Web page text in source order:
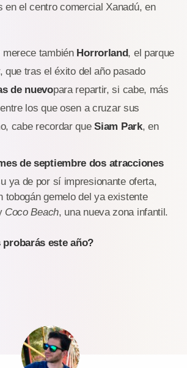
en el centro comercial Xanadú, en
también Horrorland, el parque
que tras el éxito del año pasado
de nuevopara repartir, si cabe, más
los que osen a cruzar sus
cabe recordar queSiam Park, en
de septiembre dos atracciones
ya de por sí impresionante oferta,
tobogán gemelo del ya existente
Coco Beach, una nueva zona infantil.
probarás este año?